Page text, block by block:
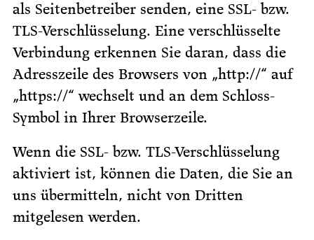
als Seitenbetreiber senden, eine SSL- bzw.
TLS-Verschlüsselung. Eine verschlüsselte
Verbindung erkennen Sie daran, dass die
Adresszeile des Browsers von „http://“ auf
„https://“ wechselt und an dem Schloss-
Symbol in Ihrer Browserzeile.
Wenn die SSL- bzw. TLS-Verschlüsselung
aktiviert ist, können die Daten, die Sie an
uns übermitteln, nicht von Dritten
mitgelesen werden.